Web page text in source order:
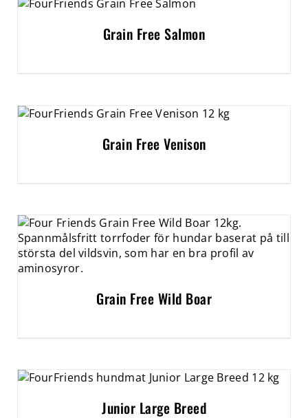
Grain Free Salmon
Grain Free Venison
Grain Free Wild Boar
Junior Large Breed